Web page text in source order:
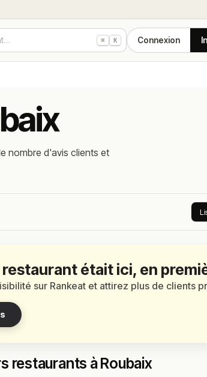
⌘ K Connexion
nombre d'avis clients et
était ici, en
sur Rankeat et attirez plus de clients
restaurants à Roubaix